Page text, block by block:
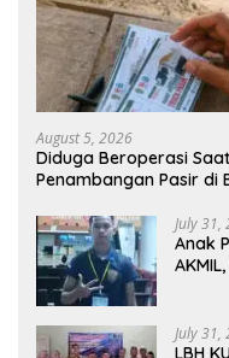
August 5, 2026
Diduga Beroperasi
Penambangan Pasir di
July 31,
Anak
July 31,
LBH